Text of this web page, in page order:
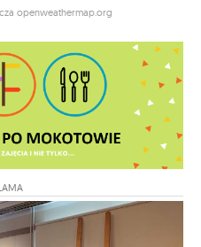
openweathermap.org